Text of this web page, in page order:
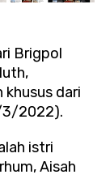
Brigpol
khusus dari
3/2022).
istri
Aisah